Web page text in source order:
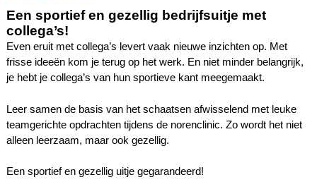
Een sportief en gezellig bedrijfsuitje met
collega’s!
Even eruit met collega’s levert vaak nieuwe inzichten op. Met
frisse ideeën kom je terug op het werk. En niet minder belangrijk,
je hebt je collega’s van hun sportieve kant meegemaakt.
Leer samen de basis van het schaatsen afwisselend met leuke
teamgerichte opdrachten tijdens de norenclinic. Zo wordt het niet
alleen leerzaam, maar ook gezellig.
Een sportief en gezellig uitje gegarandeerd!